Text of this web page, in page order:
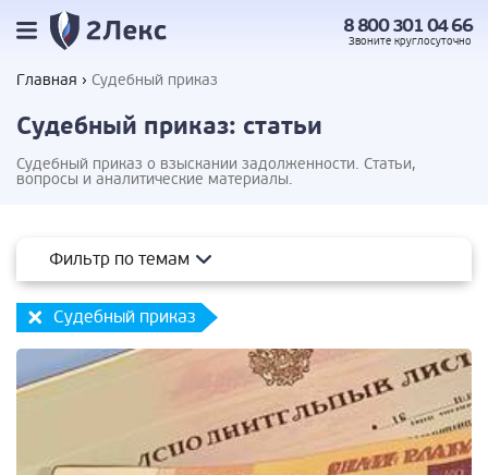
8 800 301 04 66
Звоните круглосуточно
Главная Судебный приказ
Судебный приказ: статьи
Судебный приказ о взыскании задолженности. Статьи,
вопросы и аналитические материалы.
Судебный приказ
Фильтр по темам